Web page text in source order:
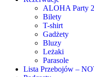
ALOHA Party 2
Bilety
T-shirt
Gadżety
Bluzy
Leżaki
Parasole
Lista Przebojów –